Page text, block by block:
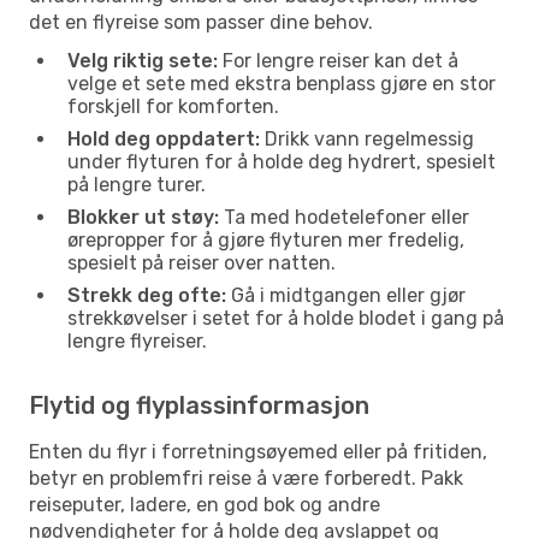
det en flyreise som passer dine behov.
Velg riktig sete: For lengre reiser kan det å
velge et sete med ekstra benplass gjøre en stor
forskjell for komforten.
Hold deg oppdatert: Drikk vann regelmessig
under flyturen for å holde deg hydrert, spesielt
på lengre turer.
Blokker ut støy: Ta med hodetelefoner eller
ørepropper for å gjøre flyturen mer fredelig,
spesielt på reiser over natten.
Strekk deg ofte: Gå i midtgangen eller gjør
strekkøvelser i setet for å holde blodet i gang på
lengre flyreiser.
Flytid og flyplassinformasjon
Enten du flyr i forretningsøyemed eller på fritiden,
betyr en problemfri reise å være forberedt. Pakk
reiseputer, ladere, en god bok og andre
nødvendigheter for å holde deg avslappet og